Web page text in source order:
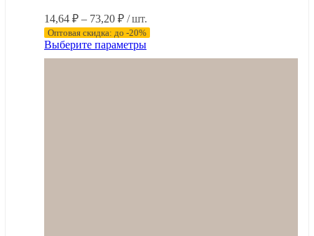
14,64 ₽ – 73,20 ₽Диапазон
цен:
14,64 ₽
–
/ шт.
Оптовая скидка: до -20%
Выберите параметрыЭтот
товар